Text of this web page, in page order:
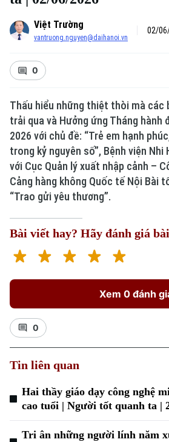
Xu hướng
Việt Trường
vantruong.nguyen@daihanoi.vn
02/
0
Thấu hiểu những thiệt thòi mà các
trải qua và Hưởng ứng Tháng hành
2026 với chủ đề: “Trẻ em hạnh
trong kỷ nguyên số”, Bệnh viện Nhi
với Cục Quản lý xuất nhập cảnh –
Cảng hàng không Quốc tế Nội Bài
“Trao gửi yêu thương”.
Bài viết hay? Hãy đánh giá
Xem 0 đánh
0
Tin liên quan
Hai thầy giáo dạy công nghệ
cao tuổi | Người tốt quanh ta |
Tri ân những người lính năm